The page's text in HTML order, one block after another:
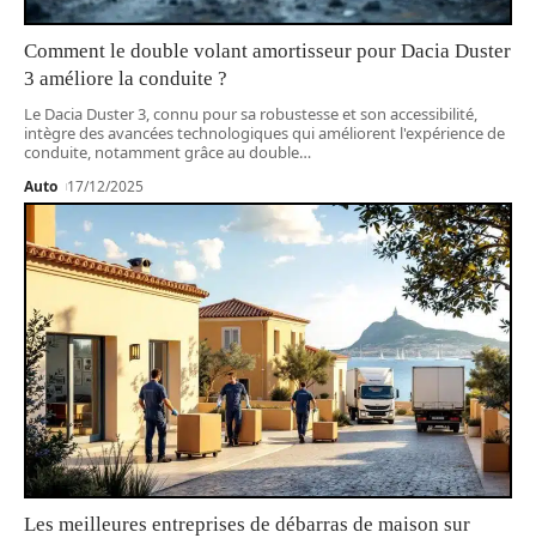
Comment le double volant amortisseur pour Dacia Duster
3 améliore la conduite ?
Le Dacia Duster 3, connu pour sa robustesse et son accessibilité,
intègre des avancées technologiques qui améliorent l'expérience de
conduite, notamment grâce au double…
Auto 17/12/2025
Les meilleures entreprises de débarras de maison sur